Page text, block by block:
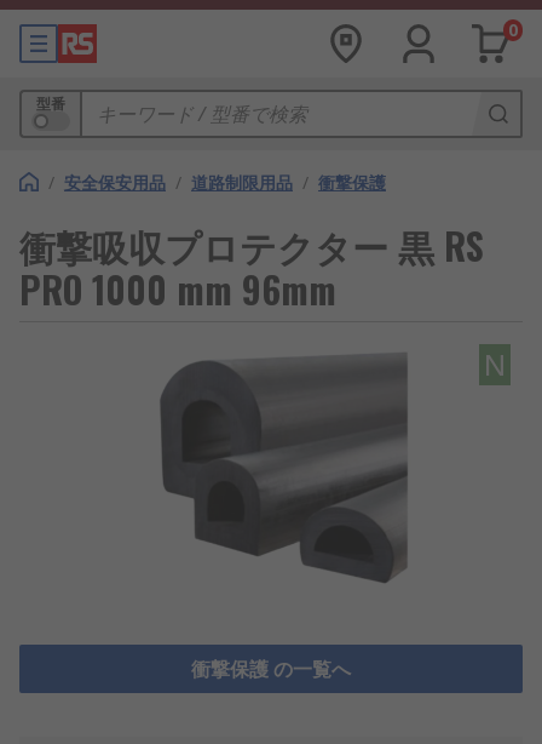
0
型番
/ 安全保安用品 / 道路制限用品 / 衝撃保護
衝撃吸収プロテクター 黒 RS
PRO 1000 mm 96mm
N
衝撃保護 の一覧へ